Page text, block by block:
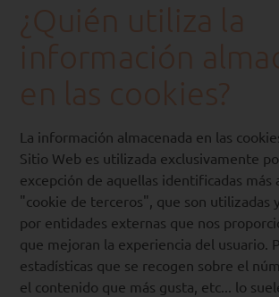
¿Quién utiliza la
información
en las cookies?
La información almacenada en las
Sitio Web es utilizada exclusivamente
excepción de aquellas identificadas más
"cookie de terceros", que son utilizadas
por entidades externas que nos
que mejoran la experiencia del usuario.
estadísticas que se recogen sobre el
el contenido que más gusta, etc... lo